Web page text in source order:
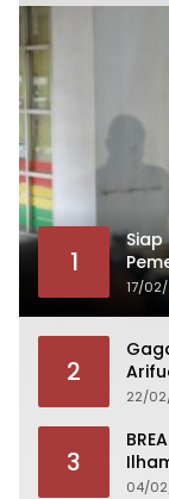
1
Siap
17/
2
22/
3
2025
04/